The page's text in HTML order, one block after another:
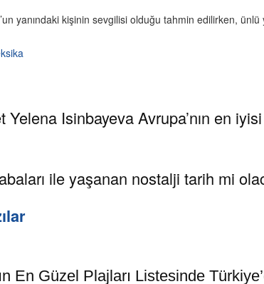
yanındaki kişinin sevgilisi olduğu tahmin edilirken, ünlü
Yelena Isinbayeva Avrupa’nın en iyisi
ile yaşanan nostalji tarih mi
En Güzel Plajları Listesinde